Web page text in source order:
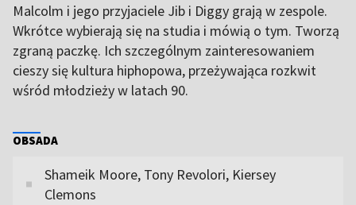
Malcolm i jego przyjaciele Jib i Diggy grają w zespole.
Wkrótce wybierają się na studia i mówią o tym. Tworzą
zgraną paczkę. Ich szczególnym zainteresowaniem
cieszy się kultura hiphopowa, przeżywająca rozkwit
wśród młodzieży w latach 90.
OBSADA
Shameik Moore, Tony Revolori, Kiersey
Clemons